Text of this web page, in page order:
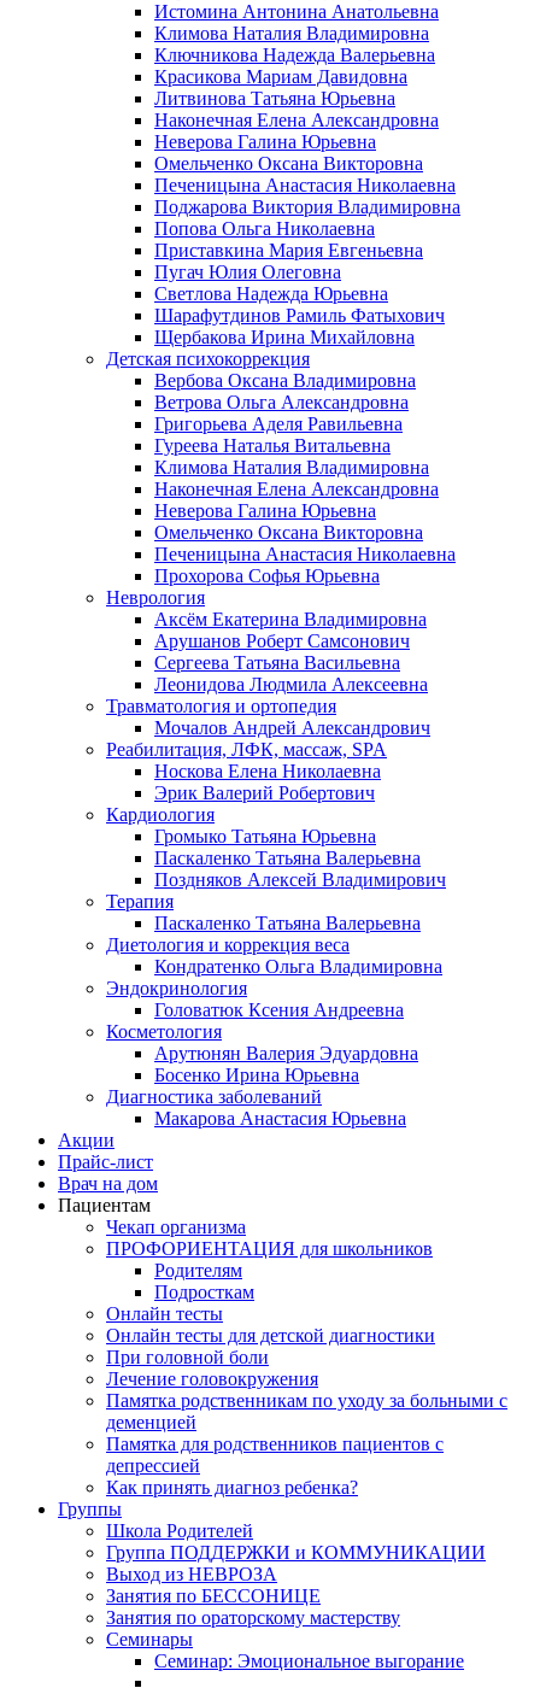
Истомина Антонина Анатольевна
Климова Наталия Владимировна
Ключникова Надежда Валерьевна
Красикова Мариам Давидовна
Литвинова Татьяна Юрьевна
Наконечная Елена Александровна
Неверова Галина Юрьевна
Омельченко Оксана Викторовна
Печеницына Анастасия Николаевна
Поджарова Виктория Владимировна
Попова Ольга Николаевна
Приставкина Мария Евгеньевна
Пугач Юлия Олеговна
Светлова Надежда Юрьевна
Шарафутдинов Рамиль Фатыхович
Щербакова Ирина Михайловна
Детская психокоррекция
Вербова Оксана Владимировна
Ветрова Ольга Александровна
Григорьева Аделя Равильевна
Гуреева Наталья Витальевна
Климова Наталия Владимировна
Наконечная Елена Александровна
Неверова Галина Юрьевна
Омельченко Оксана Викторовна
Печеницына Анастасия Николаевна
Прохорова Софья Юрьевна
Неврология
Аксём Екатерина Владимировна
Арушанов Роберт Самсонович
Сергеева Татьяна Васильевна
Леонидова Людмила Алексеевна
Травматология и ортопедия
Мочалов Андрей Александрович
Реабилитация, ЛФК, массаж, SPA
Носкова Елена Николаевна
Эрик Валерий Робертович
Кардиология
Громыко Татьяна Юрьевна
Паскаленко Татьяна Валерьевна
Поздняков Алексей Владимирович
Терапия
Паскаленко Татьяна Валерьевна
Диетология и коррекция веса
Кондратенко Ольга Владимировна
Эндокринология
Головатюк Ксения Андреевна
Косметология
Арутюнян Валерия Эдуардовна
Босенко Ирина Юрьевна
Диагностика заболеваний
Макарова Анастасия Юрьевна
Акции
Прайс-лист
Врач на дом
Пациентам
Чекап организма
ПРОФОРИЕНТАЦИЯ для школьников
Родителям
Подросткам
Онлайн тесты
Онлайн тесты для детской диагностики
При головной боли
Лечение головокружения
Памятка родственникам по уходу за больными с
деменцией
Памятка для родственников пациентов с
депрессией
Как принять диагноз ребенка?
Группы
Школа Родителей
Группа ПОДДЕРЖКИ и КОММУНИКАЦИИ
Выход из НЕВРОЗА
Занятия по БЕССОНИЦЕ
Занятия по ораторскому мастерству
Семинары
Семинар: Эмоциональное выгорание